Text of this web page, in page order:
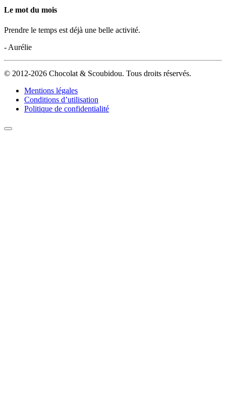
Le mot du mois
Prendre le temps est déjà une belle activité.
- Aurélie
© 2012-2026 Chocolat & Scoubidou. Tous droits réservés.
Mentions légales
Conditions d’utilisation
Politique de confidentialité